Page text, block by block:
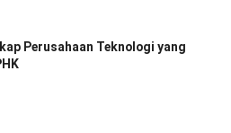
Perusahaan Teknologi yang